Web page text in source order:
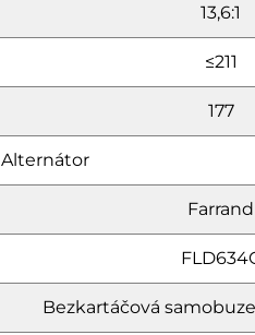
13,6:1
≤211
177
Alternátor
Farrand
Bezkartáčová